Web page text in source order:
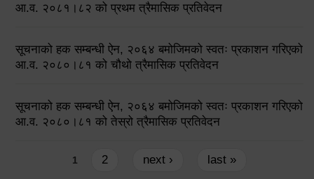
आ.व. २०८१।८२ को प्रथम त्रैमासिक प्रतिवेदन
सूचनाको हक सम्बन्धी ऐन, २०६४ बमोजिमको स्वतः प्रकाशन गरिएको
आ.व. २०८०।८१ को चौथो त्रैमासिक प्रतिवेदन
सूचनाको हक सम्बन्धी ऐन, २०६४ बमोजिमको स्वतः प्रकाशन गरिएको
आ.व. २०८०।८१ को तेस्रो त्रैमासिक प्रतिवेदन
1 2 next › last »